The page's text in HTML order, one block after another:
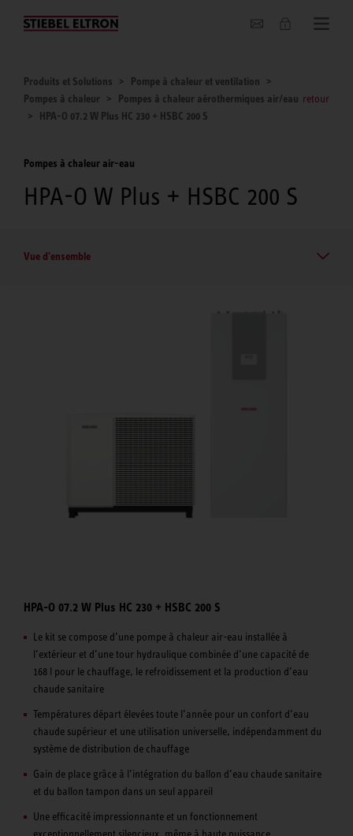
Entreprise
Produits et Solutions
Pompe à chaleur et ventilation
Pompes à chaleur
Pompes à chaleur aérothermiques air/eau
HPA-O 07.2 W Plus HC 230 + HSBC 200 S
retour
Pompes à chaleur air-eau
HPA-O W Plus + HSBC 200 S
Vue d'ensemble
HPA-O 07.2 W Plus HC 230 + HSBC 200 S
Le kit se compose d’une pompe à chaleur air-eau installée à
l’extérieur et d’une tour hydraulique combinée d’une capacité de
168 l pour le chauffage, le refroidissement et la production d’eau
chaude sanitaire
Températures départ élevées toute l’année pour un confort d’eau
chaude supérieur et une utilisation universelle, indépendamment du
système de distribution de chauffage
Gain de place grâce à l’intégration du ballon d’eau chaude sanitaire
et du ballon tampon dans un seul appareil
Une efficacité impressionnante et un fonctionnement